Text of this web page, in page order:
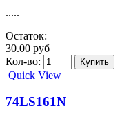
.....
Остаток:
30.00 руб
Кол-во:
Quick View
74LS161N